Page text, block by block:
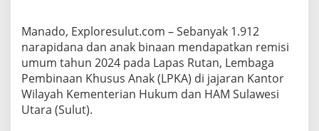
d
o
u
w
a
a
Manado, Exploresulut.com – Sebanyak 1.912
narapidana dan anak binaan mendapatkan remisi
umum tahun 2024 pada Lapas Rutan, Lembaga
Pembinaan Khusus Anak (LPKA) di jajaran Kantor
Wilayah Kementerian Hukum dan HAM Sulawesi
Utara (Sulut).